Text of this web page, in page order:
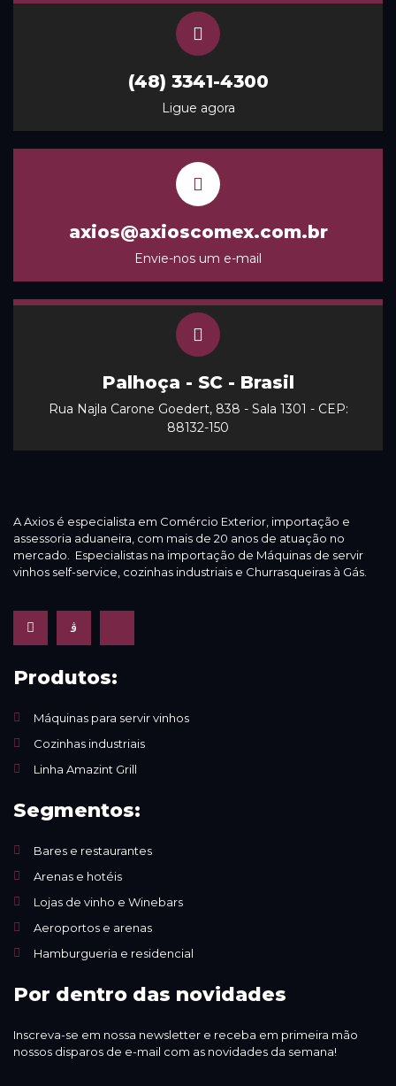
(48) 3341-4300
Ligue agora
axios@axioscomex.com.br
Envie-nos um e-mail
Palhoça - SC - Brasil
Rua Najla Carone Goedert, 838 - Sala 1301 - CEP:
88132-150
A Axios é especialista em Comércio Exterior, importação e
assessoria aduaneira, com mais de 20 anos de atuação no
mercado. Especialistas na importação de Máquinas de servir
vinhos self-service, cozinhas industriais e Churrasqueiras à Gás.
Produtos:
Máquinas para servir vinhos
Cozinhas industriais
Linha Amazint Grill
Segmentos:
Bares e restaurantes
Arenas e hotéis
Lojas de vinho e Winebars
Aeroportos e arenas
Hamburgueria e residencial
Por dentro das novidades
Inscreva-se em nossa newsletter e receba em primeira mão
nossos disparos de e-mail com as novidades da semana!